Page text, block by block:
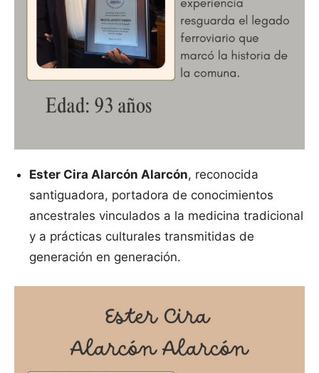
Ester Cira Alarcón Alarcón, reconocida
santiguadora, portadora de conocimientos
ancestrales vinculados a la medicina tradicional
y a prácticas culturales transmitidas de
generación en generación.